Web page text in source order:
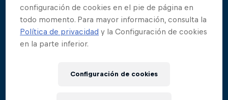
Películas y Programas
444 Days
Series
configuración de cookies en el pie de página en
todo momento. Para mayor información, consulta la
Política de privacidad y la Configuración de cookies
en la parte inferior.
Configuración de cookies